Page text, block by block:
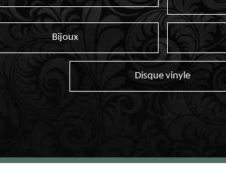
Bijoux
Disque vinyle